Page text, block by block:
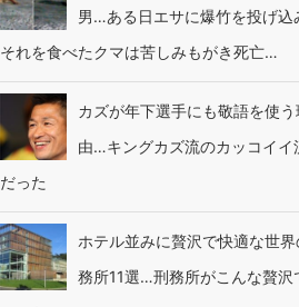
男…ある日エサに爆竹を投げ込
それを食べたクマは苦しみもがき死亡…
カズが年下選手にも敬語を使う
由…キングカズ流のカッコイイ
だった
ホテル並みに贅沢で快適な世界
務所11選…刑務所がこんな贅沢